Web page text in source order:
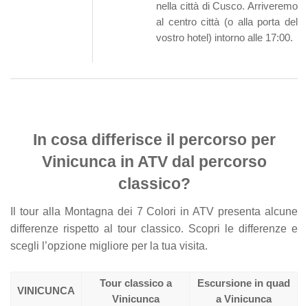
nella città di Cusco. Arriveremo
al centro città (o alla porta del
vostro hotel) intorno alle 17:00.
In cosa differisce il percorso per
Vinicunca in ATV dal percorso
classico?
Il tour alla Montagna dei 7 Colori in ATV presenta alcune
differenze rispetto al tour classico. Scopri le differenze e
scegli l’opzione migliore per la tua visita.
VINICUNCA
Tour classico a
Vinicunca
Escursione in quad
a Vinicunca